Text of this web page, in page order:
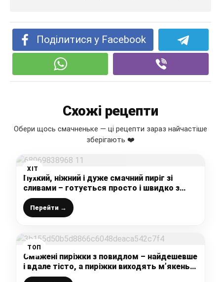
Поділитися у Facebook
Схожі рецепти
Обери щось смачненьке — ці рецепти зараз найчастіше
зберігають ❤️
ХІТ
Пухкий, ніжний і дуже смачний пиріг зі
сливами – готується просто і швидко з
доступних продуктів
Перейти →
ТОП
Смажені пиріжки з повидлом – найдешевше
і вдале тісто, а пиріжки виходять м’якенькі
та повітряні